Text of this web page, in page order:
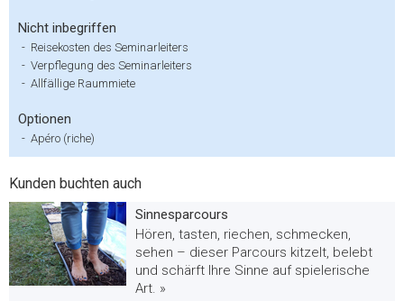
Nicht inbegriffen
- Reisekosten des Seminarleiters
- Verpflegung des Seminarleiters
- Allfällige Raummiete
Optionen
- Apéro (riche)
Kunden buchten auch
Sinnesparcours
Hören, tasten, riechen, schmecken,
sehen – dieser Parcours kitzelt, belebt
und schärft Ihre Sinne auf spielerische
Art. »